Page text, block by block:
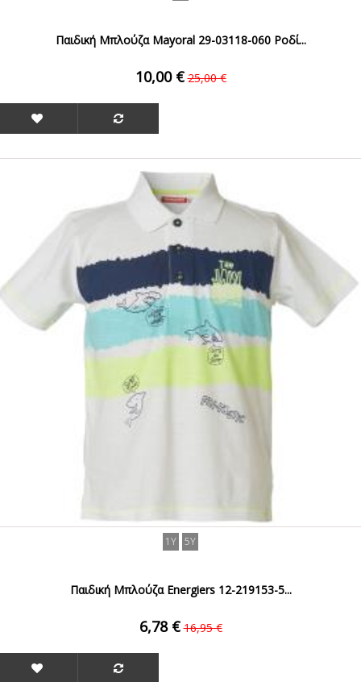
Παιδική Μπλούζα Mayoral 29-03118-060 Ροδί...
10,00 € 25,00 €
1Y 5Y
Παιδική Μπλούζα Energiers 12-219153-5...
6,78 € 16,95 €